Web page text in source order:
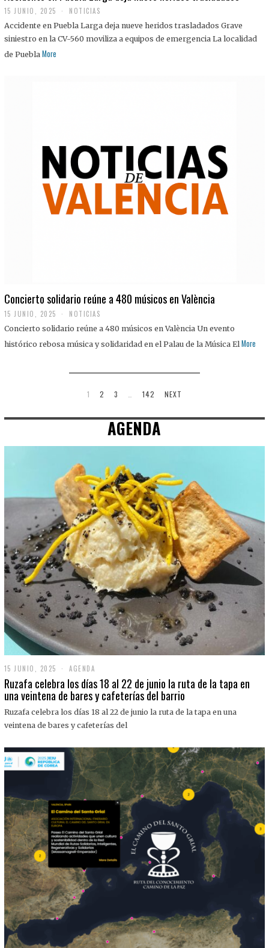
15 JUNIO, 2025 NOTICIAS
Accidente en Puebla Larga deja nueve heridos trasladados Grave
siniestro en la CV-560 moviliza a equipos de emergencia La localidad
de Puebla More
Concierto solidario reúne a 480 músicos en València
15 JUNIO, 2025 NOTICIAS
Concierto solidario reúne a 480 músicos en València Un evento
histórico rebosa música y solidaridad en el Palau de la Música El More
1 2 3 142 NEXT
AGENDA
15 JUNIO, 2025
J
U
I
O
0
2
5
AGENDA
Ruzafa celebra los días 18 al 22 de junio la ruta de la tapa en
una veintena de bares y cafeterías del barrio
Ruzafa celebra los días 18 al 22 de junio la ruta de la tapa en una
veintena de bares y cafeterías del